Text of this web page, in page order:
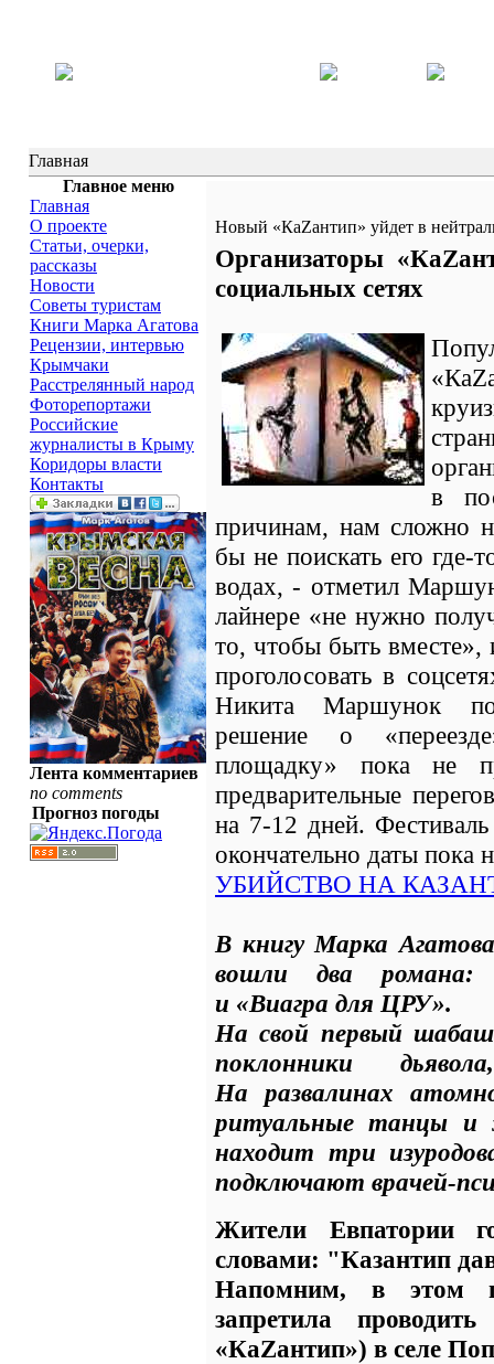
Главная
Главное меню
Главная
О проекте
Статьи, очерки,
рассказы
Новости
Советы туристам
Книги Марка Агатова
Рецензии, интервью
Крымчаки
Расстрелянный народ
Фоторепортажи
Российские
журналисты в Крыму
Коридоры власти
Контакты
Лента комментариев
no comments
Прогноз погоды
Новый «КаZантип» уйдет в
Организаторы
социальных сетях
в
причинам, нам сложно
бы не поискать его
водах, - отметил
лайнере «не нужно
то, чтобы быть
проголосовать в
Никита Маршунок
решение о
площадку» пока не
предварительные
на 7-12 дней.
окончательно даты пока
УБИЙСТВО НА
В книгу Марка
вошли два романа:
и «Виагра для ЦРУ».
На свой первый
поклонники
На развалинах
ритуальные танцы и
находит три
подключают врачей-
Жители Евпатории
словами: "Казантип
Напомним, в этом
запретила
«КаZантип») в селе